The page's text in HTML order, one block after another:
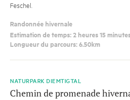
Feschel.
Randonnée hivernale
Estimation de temps: 2 heures 15
Longueur du parcours: 6.50km
NATURPARK DIEMTIGTAL
Chemin de promenade